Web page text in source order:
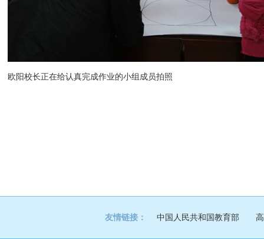
欧阳校长正在给认真完成作业的小组成员拍照
友情链接： 中国人民共和国教育部